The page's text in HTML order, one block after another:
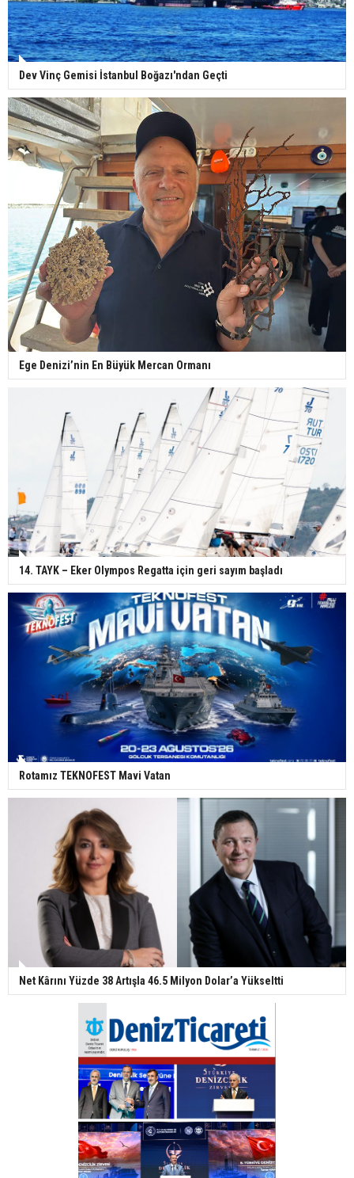
Dev Vinç Gemisi İstanbul Boğazı'ndan Geçti
Ege Denizi’nin En Büyük Mercan Ormanı
14. TAYK – Eker Olympos Regatta için geri sayım başladı
Rotamız TEKNOFEST Mavi Vatan
Net Kârını Yüzde 38 Artışla 46.5 Milyon Dolar’a Yükseltti